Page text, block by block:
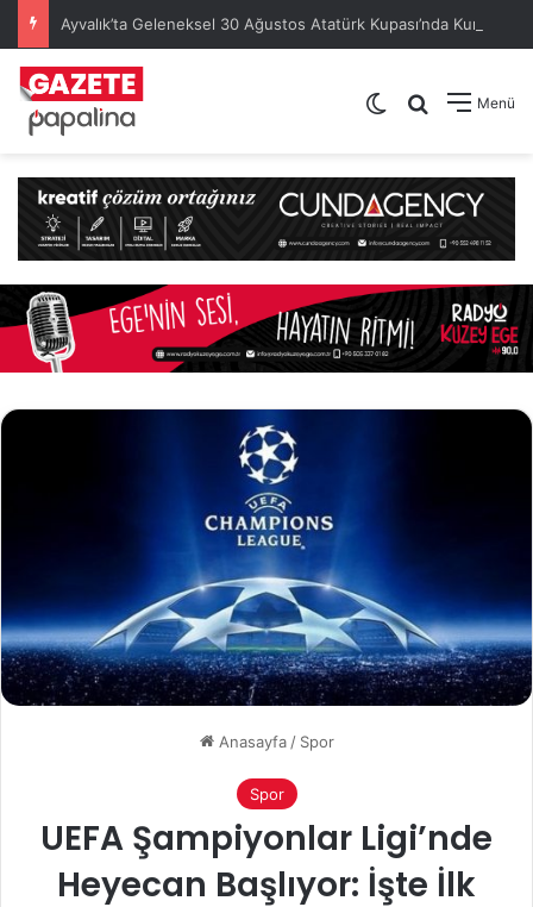
Menü
Arama yap
Dış görünümü
Anasayfa / Spor
Spor
UEFA Şampiyonlar Ligi’nde
Heyecan Başlıyor: İşte İlk